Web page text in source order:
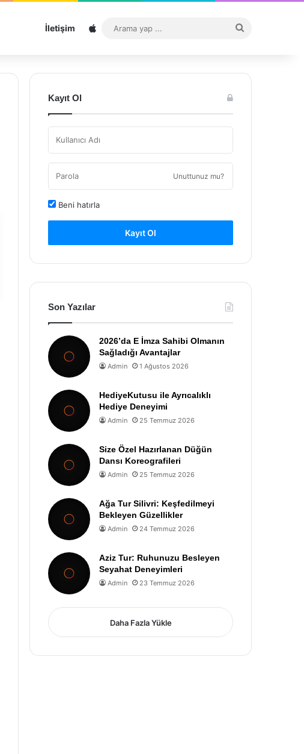
İletişim Sitemap
...
Kayıt Ol
Unuttunuz mu?
Beni hatırla
Kayıt Ol
Son Yazılar
2026’da E İmza Sahibi Olmanın
Sağladığı Avantajlar
Admin 1 Ağustos 2026
HediyeKutusu ile Ayrıcalıklı
Hediye Deneyimi
Admin 25 Temmuz 2026
Size Özel Hazırlanan Düğün
Dansı Koreografileri
Admin 25 Temmuz 2026
Ağa Tur Silivri: Keşfedilmeyi
Bekleyen Güzellikler
Admin 24 Temmuz 2026
Aziz Tur: Ruhunuzu Besleyen
Seyahat Deneyimleri
Admin 23 Temmuz 2026
Daha Fazla Yükle